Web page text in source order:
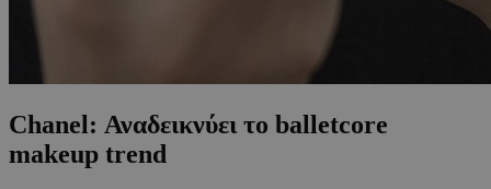
Chanel: Αναδεικνύει το balletcore
makeup trend